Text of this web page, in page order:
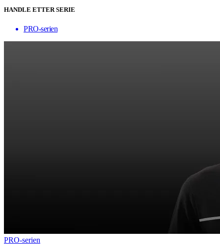
HANDLE ETTER SERIE
PRO-serien
PRO-serien